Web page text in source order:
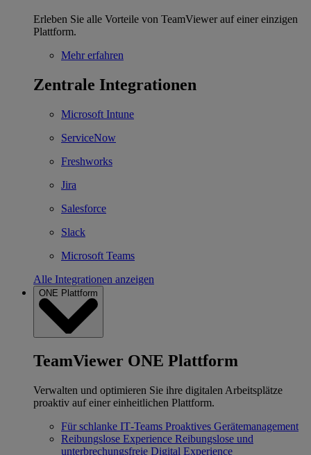
Erleben Sie alle Vorteile von TeamViewer auf einer einzigen
Plattform.
Mehr erfahren
Zentrale Integrationen
Microsoft Intune
ServiceNow
Freshworks
Jira
Salesforce
Slack
Microsoft Teams
Alle Integrationen anzeigen
ONE Plattform
TeamViewer ONE Plattform
Verwalten und optimieren Sie ihre digitalen Arbeitsplätze
proaktiv auf einer einheitlichen Plattform.
Für schlanke IT‐Teams Proaktives Gerätemanagement
Reibungslose Experience Reibungslose und
unterbrechungsfreie Digital Experience